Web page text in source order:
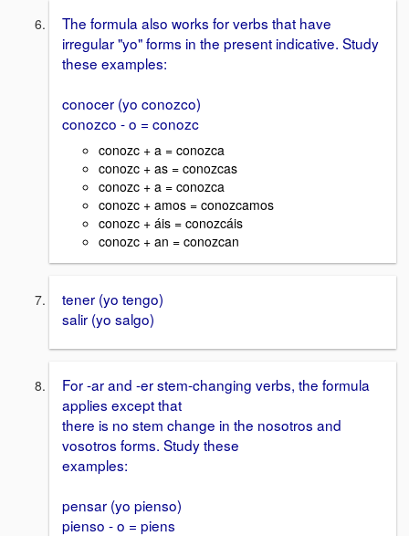
The formula also works for verbs that have
irregular "yo" forms in the present indicative. Study
these examples:
conocer (yo conozco)
conozco - o = conozc
conozc + a = conozca
conozc + as = conozcas
conozc + a = conozca
conozc + amos = conozcamos
conozc + áis = conozcáis
conozc + an = conozcan
tener (yo tengo)
salir (yo salgo)
For -ar and -er stem-changing verbs, the formula
applies except that
there is no stem change in the nosotros and
vosotros forms. Study these
examples:
pensar (yo pienso)
pienso - o = piens